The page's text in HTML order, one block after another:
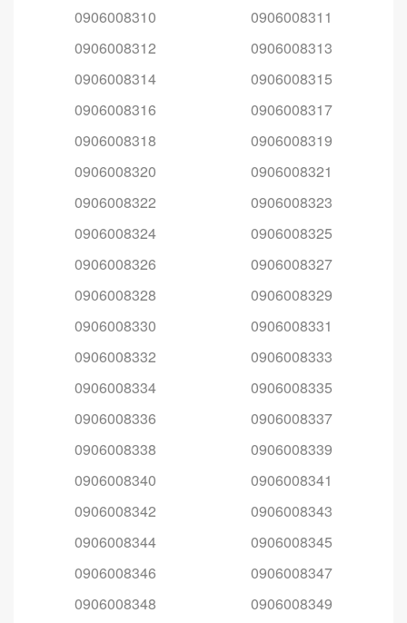
0906008310
0906008311
0906008312
0906008313
0906008314
0906008315
0906008316
0906008317
0906008318
0906008319
0906008320
0906008321
0906008322
0906008323
0906008324
0906008325
0906008326
0906008327
0906008328
0906008329
0906008330
0906008331
0906008332
0906008333
0906008334
0906008335
0906008336
0906008337
0906008338
0906008339
0906008340
0906008341
0906008342
0906008343
0906008344
0906008345
0906008346
0906008347
0906008348
0906008349